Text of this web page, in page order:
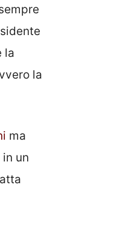
la
la
ma
un